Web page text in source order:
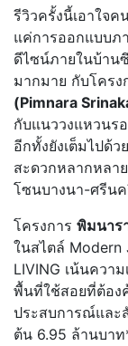
รีวิวครั้งนี้เอาใจ
แค่การออกแบบภ
ดีไซน์ภายในบ้าน
มากมาย กับโครง
(Pimnara
กับแนววงแหวนร
อีกทั้งยังเต็มไปด้
สะดวกหลากหลา
โซนบางนา-ศรีน
โครงการ พิมนาร
ในสไตล์ Modern
LIVING เน้นควา
พื้นที่ใช้สอยที่ต้อง
ประสบการณ์และ
ต้น 6.95 ล้านบาท